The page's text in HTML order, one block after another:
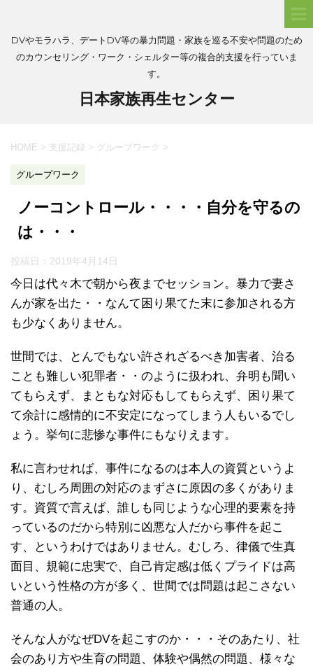
DVやモラハラ、デートDV等の暴力問題・家族を巡る不安や問題のため
のカウンセリング・ワーク・シェルター等の複合的支援を行っていま
す。
日本家族再生センター
HOME > 支援記録 > グループワーク >
グループワーク
ノーコントロール・・・・自分を守るの
は・・・
投稿日： 2019年4月14日
今日は代々木で朝から夜までセッション。暴力で妻さ
んが家を出た・・なんて困り果てた末に参加される方
も少なくありません。
世間では、とんでもない許されざるべき加害者、治る
ことも難しい犯罪者・・のように扱われ、弁明も聞い
てもらえず、まともな対応もしてもらえず、困り果て
て余計に感情的に不安定になってしまう人もいるでし
ょう。挙句に悲惨な事件にもなりえます。
私に言わせれば、事件になるのは本人の資質というよ
り、むしろ周囲の対応のまずさに原因の多くがありま
す。資質で言えば、誰しも同じような心理的要素を持
っているのだから特別に凶悪な人だから事件を起こ
す、というわけではありません。むしろ、律儀で生真
面目、規範に忠実で、自己肯定感は低くプライドは高
いという性格の方が多く、世間では問題は起こさない
普通の人。
そんな人がなぜDVを起こすのか・・・そのあたり、社
会のあり方や生育の問題、体験や偶然の問題、様々な